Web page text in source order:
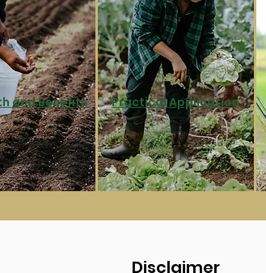
and Benefits Practical Application
Disclaimer